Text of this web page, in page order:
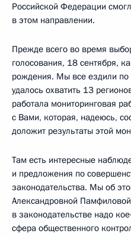
Российской Федерации
в этом направлении.
Прежде всего во время
голосования, 18 сентября,
рождения. Мы все ездили
удалось охватить 13
работала мониторинговая
с Вами, которая, надеюсь,
доложит результаты этой
Там есть интересные
и предложения по
законодательства. Мы об
Александровной
в законодательстве надо
сфера общественного